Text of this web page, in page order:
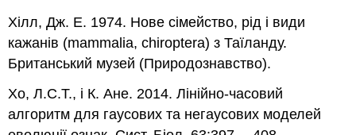
Хілл, Дж. Е. 1974. Нове сімейство, рід і види
кажанів (mammalia, chiroptera) з Таїланду.
Британський музей (Природознавство).
Хо, Л.С.Т., і К. Ане. 2014. Лінійно-часовий
алгоритм для гаусових та негаусових моделей